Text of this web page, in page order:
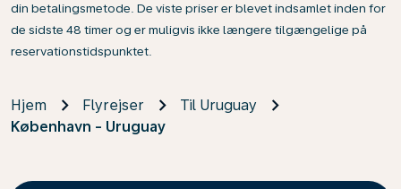
din betalingsmetode. De viste priser er blevet indsamlet inden for
de sidste 48 timer og er muligvis ikke længere tilgængelige på
reservationstidspunktet.
Hjem Flyrejser
Til Uruguay
København - Uruguay